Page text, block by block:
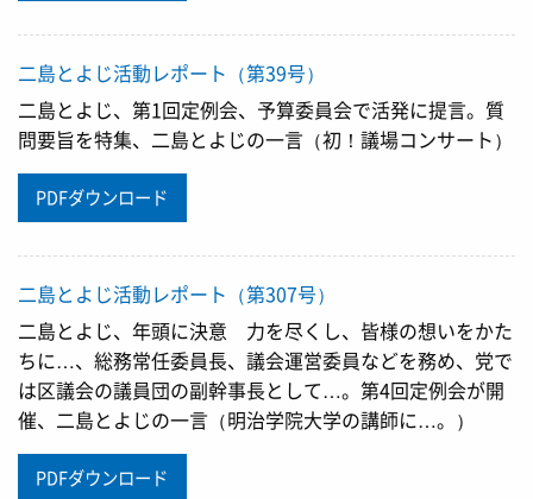
二島とよじ活動レポート（第39号）
二島とよじ、第1回定例会、予算委員会で活発に提言。質
問要旨を特集、二島とよじの一言（初！議場コンサート）
PDFダウンロード
二島とよじ活動レポート（第307号）
二島とよじ、年頭に決意 力を尽くし、皆様の想いをかた
ちに…、総務常任委員長、議会運営委員などを務め、党で
は区議会の議員団の副幹事長として…。第4回定例会が開
催、二島とよじの一言（明治学院大学の講師に…。）
PDFダウンロード